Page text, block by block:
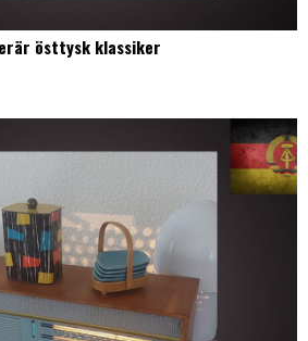
östtysk klassiker